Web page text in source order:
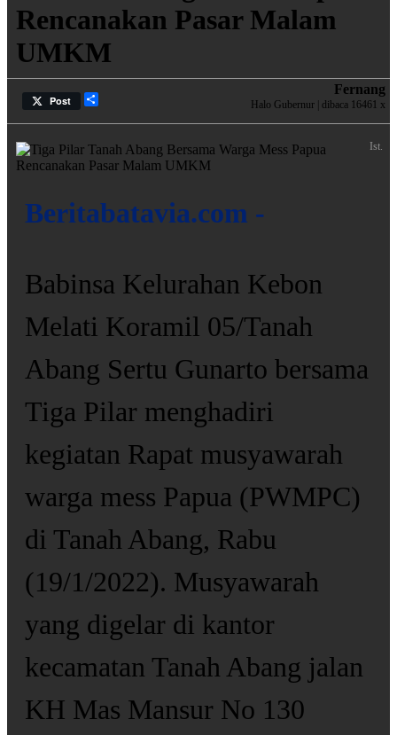
Rencanakan Pasar Malam
UMKM
Post
Fernang
Halo Gubernur | dibaca 16461 x
Ist.
Beritabatavia.com -
Babinsa Kelurahan Kebon
Melati Koramil 05/Tanah
Abang Sertu Gunarto bersama
Tiga Pilar menghadiri
kegiatan Rapat musyawarah
warga mess Papua (PWMPC)
di Tanah Abang, Rabu
(19/1/2022). Musyawarah
yang digelar di kantor
kecamatan Tanah Abang jalan
KH Mas Mansur No 130